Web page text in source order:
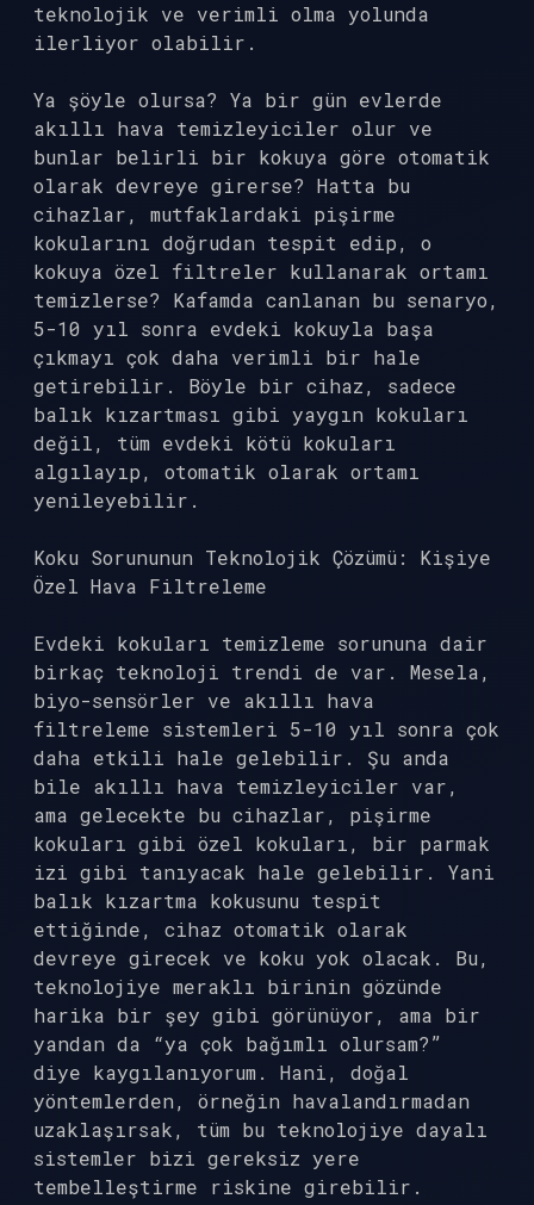
teknolojik ve verimli olma yolunda
ilerliyor olabilir.
Ya şöyle olursa? Ya bir gün evlerde
akıllı hava temizleyiciler olur ve
bunlar belirli bir kokuya göre otomatik
olarak devreye girerse? Hatta bu
cihazlar, mutfaklardaki pişirme
kokularını doğrudan tespit edip, o
kokuya özel filtreler kullanarak ortamı
temizlerse? Kafamda canlanan bu senaryo,
5-10 yıl sonra evdeki kokuyla başa
çıkmayı çok daha verimli bir hale
getirebilir. Böyle bir cihaz, sadece
balık kızartması gibi yaygın kokuları
değil, tüm evdeki kötü kokuları
algılayıp, otomatik olarak ortamı
yenileyebilir.
Koku Sorununun Teknolojik Çözümü: Kişiye
Özel Hava Filtreleme
Evdeki kokuları temizleme sorununa dair
birkaç teknoloji trendi de var. Mesela,
biyo-sensörler ve akıllı hava
filtreleme sistemleri 5-10 yıl sonra çok
daha etkili hale gelebilir. Şu anda
bile akıllı hava temizleyiciler var,
ama gelecekte bu cihazlar, pişirme
kokuları gibi özel kokuları, bir parmak
izi gibi tanıyacak hale gelebilir. Yani
balık kızartma kokusunu tespit
ettiğinde, cihaz otomatik olarak
devreye girecek ve koku yok olacak. Bu,
teknolojiye meraklı birinin gözünde
harika bir şey gibi görünüyor, ama bir
yandan da “ya çok bağımlı olursam?”
diye kaygılanıyorum. Hani, doğal
yöntemlerden, örneğin havalandırmadan
uzaklaşırsak, tüm bu teknolojiye dayalı
sistemler bizi gereksiz yere
tembelleştirme riskine girebilir.